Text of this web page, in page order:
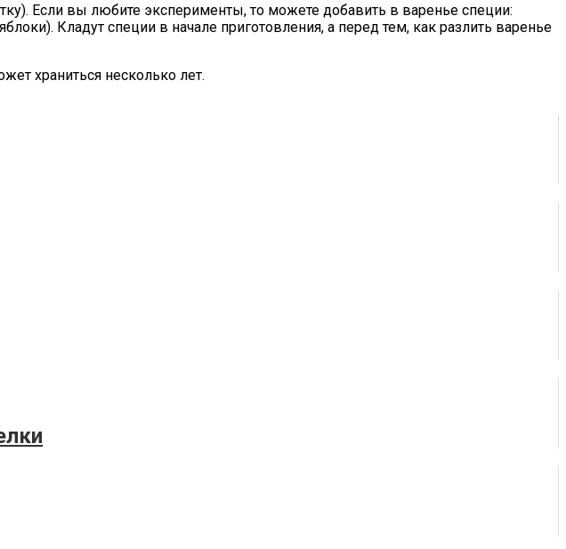
Если вы любите эксперименты, то можете добавить в варенье специи:
Кладут специи в начале приготовления, а перед тем, как разлить варенье
храниться несколько лет.